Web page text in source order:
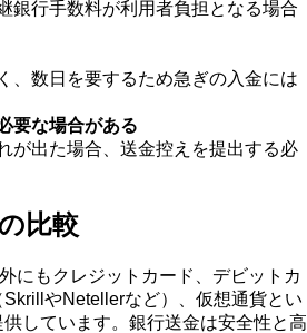
銀行手数料が利用者負担となる場合
、数日を要するため急ぎの入金には
要な場合がある
が出た場合、送金控えを提出する必
比較
にもクレジットカード、デビットカ
やNetellerなど）、仮想通貨とい
しています。銀行送金は安全性と高